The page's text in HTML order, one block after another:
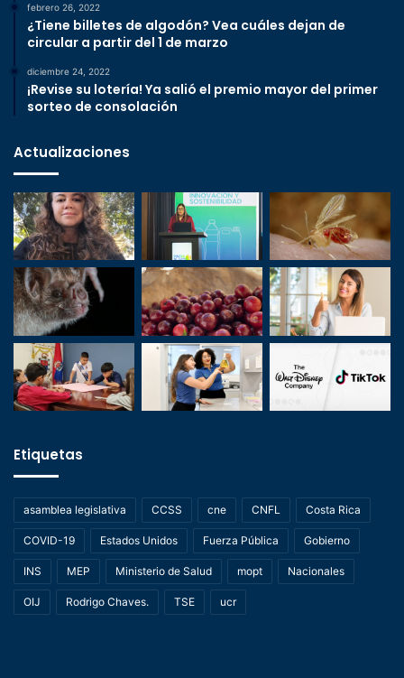
febrero 26, 2022
¿Tiene billetes de algodón? Vea cuáles dejan de
circular a partir del 1 de marzo
diciembre 24, 2022
¡Revise su lotería! Ya salió el premio mayor del primer
sorteo de consolación
Actualizaciones
Etiquetas
asamblea legislativa CCSS cne CNFL Costa Rica
COVID-19 Estados Unidos Fuerza Pública Gobierno
INS MEP Ministerio de Salud mopt Nacionales
OIJ Rodrigo Chaves. TSE ucr